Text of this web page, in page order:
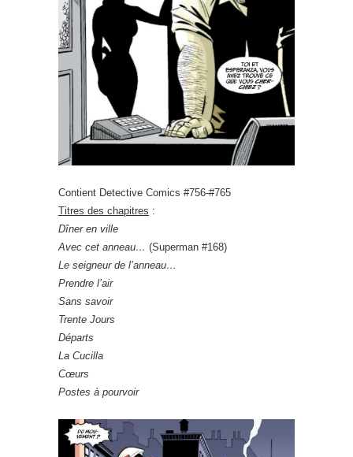
Contient Detective Comics #756-#765
Titres des chapitres :
Dîner en ville
Avec cet anneau… (Superman #168)
Le seigneur de l’anneau…
Prendre l’air
Sans savoir
Trente Jours
Départs
La Cucilla
Cœurs
Postes à pourvoir